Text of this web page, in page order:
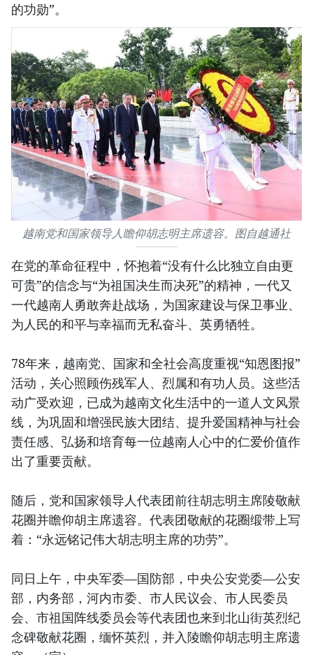
的功勋”。
越南党和国家领导人瞻仰胡志明主席遗容。图自越通社
在党的革命征程中，怀抱着“没有什么比独立自由更
可贵”的信念与“为祖国决生而决死”的精神，一代又
一代越南人勇敢奔赴战场，为国家建设与保卫事业、
为人民的和平与幸福而无私奋斗、英勇牺牲。
78年来，越南党、国家和全社会高度重视“知恩图报”
活动，关心照顾伤残军人、烈属和有功人员。这些活
动广受欢迎，已成为越南文化生活中的一道人文风景
线，为巩固和增强民族大团结、提升爱国精神与社会
责任感、弘扬和培育每一位越南人心中的仁爱价值作
出了重要贡献。
随后，党和国家领导人代表团前往胡志明主席陵敬献
花圈并瞻仰胡主席遗容。代表团敬献的花圈缎带上写
着：“永远铭记伟大胡志明主席的功劳”。
同日上午，中央军委—国防部，中央公安党委—公安
部，内务部，河内市委、市人民议会、市人民委员
会、市祖国阵线委员会等代表团也来到北山街英烈纪
念碑敬献花圈，缅怀英烈，并入陵瞻仰胡志明主席遗